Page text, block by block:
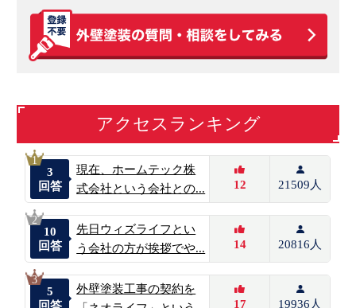
アクセスランキング
1
3
回答
現在、ホームテック株
式会社という会社との...
12 21509人
2
10
回答
先日ウィズライフとい
う会社の方が挨拶でや...
14 20816人
3
5
外壁塗装工事の契約を
17 19936人